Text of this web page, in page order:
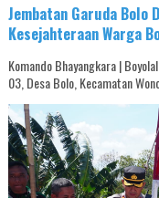
Jembatan Garuda Bolo
Kesejahteraan Warga
Komando Bhayangkara |
03, Desa Bolo, Kecamatan